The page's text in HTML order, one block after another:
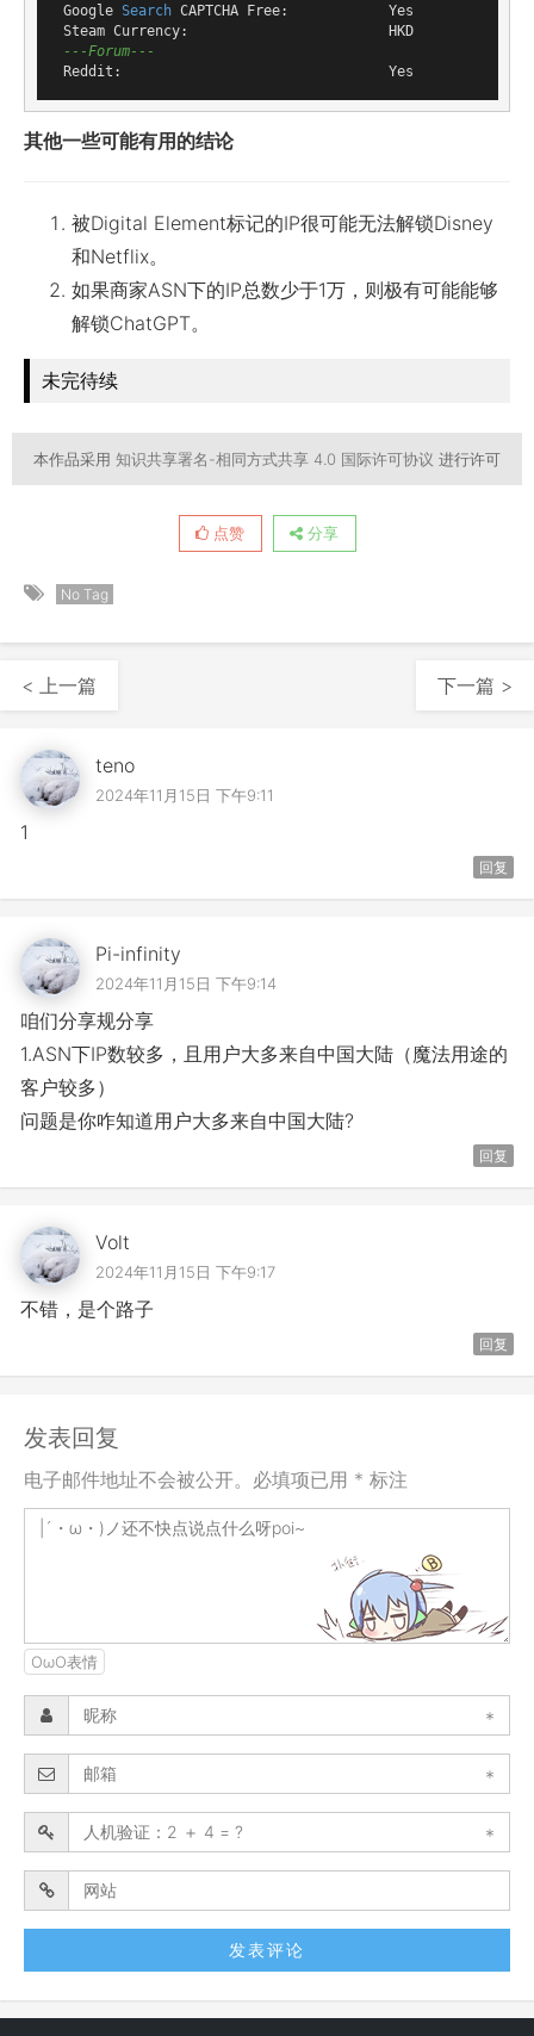
Google Search CAPTCHA Free:            Yes
Steam Currency:                        HKD
---Forum---
其他一些可能有用的结论
被Digital Element标记的IP很可能无法解锁Disney
和Netflix。
如果商家ASN下的IP总数少于1万，则极有可能能够
解锁ChatGPT。
未完待续
本作品采用 知识共享署名-相同方式共享 4.0 国际许可协议 进行许可
点赞 分享
No Tag
< 上一篇 下一篇 >
teno
2024年11月15日 下午9:11
1
回复
Pi-infinity
2024年11月15日 下午9:14
咱们分享规分享
1.ASN下IP数较多，且用户大多来自中国大陆（魔法用途的
客户较多）
问题是你咋知道用户大多来自中国大陆?
回复
Volt
2024年11月15日 下午9:17
不错，是个路子
回复
发表回复
电子邮件地址不会被公开。必填项已用 * 标注
OωO表情
*
*
*